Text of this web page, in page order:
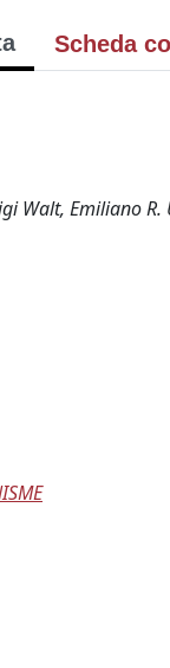
Scheda
Walt, Emiliano